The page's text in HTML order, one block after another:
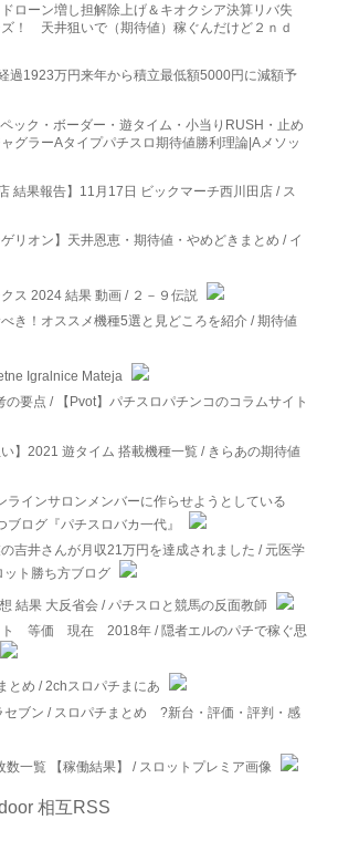
ドローン増し担解除上げ＆キオクシア決算リバ失
！ 天井狙いで（期待値）稼ぐんだけど２ｎｄ
過1923万円来年から積立最低額5000円に減額予
ック・ボーダー・遊タイム・小当りRUSH・止め
グラーAタイプパチスロ期待値勝利理論|Aメソッ
結果報告】11月17日 ビックマーチ西川田店 / ス
ゲリオン】天井恩恵・期待値・やめどきまとめ / イ
ス 2024 結果 動画 / ２－９伝説
き！オススメ機種5選と見どころを紹介 / 期待値
Igralnice Mateja
の要点 / 【Pvot】パチスロパチンコのコラムサイト
い】2021 遊タイム 搭載機種一覧 / きらあの期待値
ラインサロンメンバーに作らせようとしている
ブログ『パチスロバカ一代』
の吉井さんが月収21万円を達成されました / 元医学
ット勝ち方ブログ
結果 大反省会 / パチスロと競馬の反面教師
等価 現在 2018年 / 隠者エルのパチで稼ぐ思
とめ / 2chスロパチまにあ
セブン / スロパチまとめ ?新台・評価・評判・感
数一覧 【稼働結果】 / スロットプレミア画像
相互RSS